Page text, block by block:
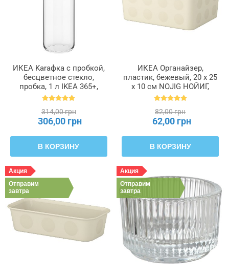
ИКЕА Karaфка с пробкой,
бесцветное стекло,
пробка, 1 л IKEA 365+,
902.797.19
314,00 грн
306,00 грн
В КОРЗИНУ
ИКЕА Органайзер,
пластик, бежевый, 20 x 25
x 10 см NOJIG НОЙИГ,
204.681.05
82,00 грн
62,00 грн
В КОРЗИНУ
Акция
Отправим
завтра
Акция
Отправим
завтра